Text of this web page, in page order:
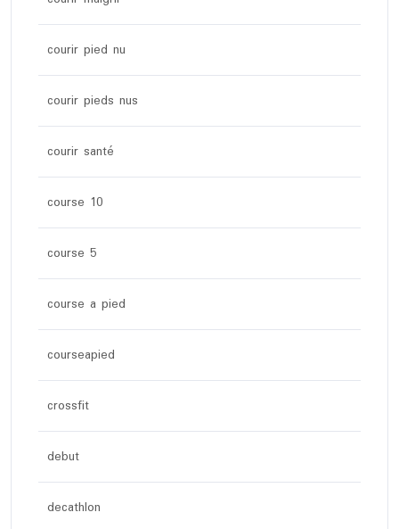
courir pied nu
courir pieds nus
courir santé
course 10
course 5
course a pied
courseapied
crossfit
debut
decathlon